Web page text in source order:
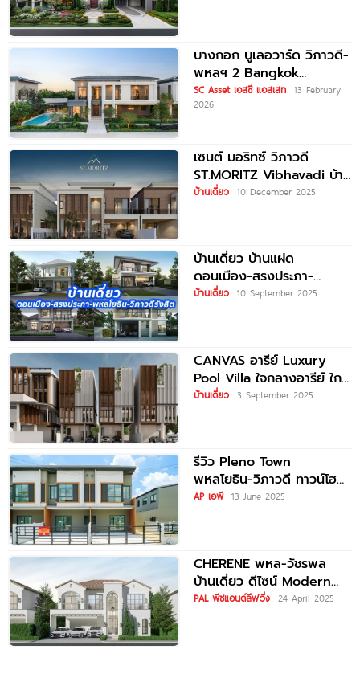
บางกอก บูเลอวาร์ด วิภาวดี-
พหลฯ 2 Bangkok
Boulevard Vibhavadi-
Phaholyothin 2 บ้านหรูซีรีส์
SC Asset เอสซี แอสเสท 13 February
2026
เซนต์ มอริทซ์ วิภาวดี
ST.MORITZ Vibhavadi บ้าน
เดี่ยว Pool Villa ในซอย
บ้านเดี่ยว 10 December 2025
บ้านเดี่ยว บ้านแฝด
ดอนเมือง-สรงประภา-
พหลโยธิน-วิภาวดีรังสิต
บ้านเดี่ยว 10 September 2025
CANVAS อารีย์ Luxury
Pool Villa ใจกลางอารีย์ ใกล้
รพ.วิมุต และ BTS
บ้านเดี่ยว 3 September 2025
รีวิว Pleno Town
พหลโยธิน-วิภาวดี ทาวน์โฮม
และบ้านแฝด ใจกลางรังสิต
AP เอพี 13 June 2025
CHERENE พหล-วัชรพล
บ้านเดี่ยว ดีไซน์ Modern
Spanish ใกล้ทางด่วนฉลอง
PAL พีซแอนด์ลีฟวิ่ง 24 April 2025